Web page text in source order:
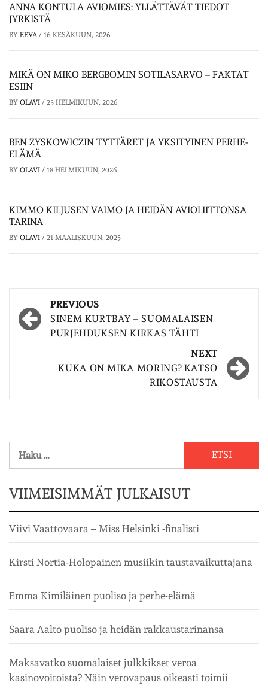
ANNA KONTULA AVIOMIES: YLLÄTTÄVÄT TIEDOT
JYRKISTÄ
BY EEVA / 16 KESÄKUUN, 2026
MIKÄ ON MIKO BERGBOMIN SOTILASARVO – FAKTAT
ESIIN
BY OLAVI / 23 HELMIKUUN, 2026
BEN ZYSKOWICZIN TYTTÄRET JA YKSITYINEN PERHE-
ELÄMÄ
BY OLAVI / 18 HELMIKUUN, 2026
KIMMO KILJUSEN VAIMO JA HEIDÄN AVIOLIITTONSA
TARINA
BY OLAVI / 21 MAALISKUUN, 2025
Post
navigation
PREVIOUS
SINEM KURTBAY – SUOMALAISEN
PURJEHDUKSEN KIRKAS TÄHTI
NEXT
KUKA ON MIKA MORING? KATSO
RIKOSTAUSTA
VIIMEISIMMÄT JULKAISUT
Viivi Vaattovaara – Miss Helsinki -finalisti
Kirsti Nortia-Holopainen musiikin taustavaikuttajana
Emma Kimiläinen puoliso ja perhe-elämä
Saara Aalto puoliso ja heidän rakkaustarinansa
Maksavatko suomalaiset julkkikset veroa
kasinovoitoista? Näin verovapaus oikeasti toimii